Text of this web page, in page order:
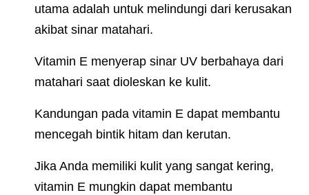
utama adalah untuk melindungi dari kerusakan
akibat sinar matahari.
Vitamin E menyerap sinar UV berbahaya dari
matahari saat dioleskan ke kulit.
Kandungan pada vitamin E dapat membantu
mencegah bintik hitam dan kerutan.
Jika Anda memiliki kulit yang sangat kering,
vitamin E mungkin dapat membantu